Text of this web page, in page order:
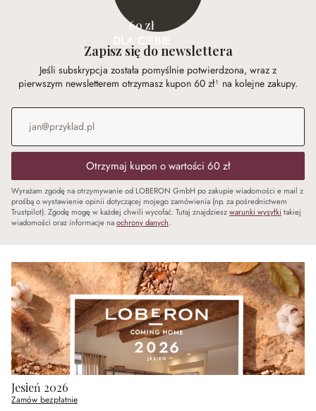
60 zł
DLA CIEBIE
Zapisz się do newslettera
Jeśli subskrypcja została pomyślnie potwierdzona, wraz z
pierwszym newsletterem otrzymasz kupon 60 zł¹ na kolejne zakupy.
Adres e-mail*
Otrzymaj kupon o wartości 60 zł
Wyrażam zgodę na otrzymywanie od LOBERON GmbH po zakupie wiadomości e mail z
prośbą o wystawienie opinii dotyczącej mojego zamówienia (np. za pośrednictwem
Trustpilot). Zgodę mogę w każdej chwili wycofać. Tutaj znajdzieszwarunki wysyłki takiej
wiadomości oraz informacje naochrony danych.
Jesień 2026
Zamów bezpłatnie